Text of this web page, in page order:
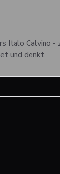
Italo Calvino
und denkt.